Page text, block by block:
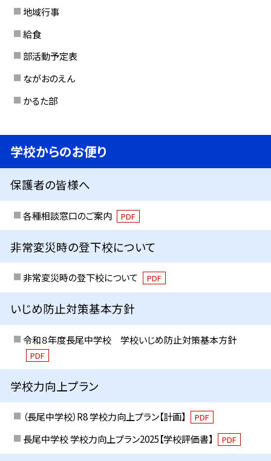
地域行事
給食
部活動予定表
ながおのえん
かるた部
学校からのお便り
保護者の皆様へ
各種相談窓口のご案内 PDF
非常変災時の登下校について
非常変災時の登下校について PDF
いじめ防止対策基本方針
令和８年度長尾中学校 学校いじめ防止対策基本方針
PDF
学校力向上プラン
（長尾中学校）R8 学校力向上プラン【計画】 PDF
長尾中学校 学校力向上プラン2025【学校評価書】 PDF